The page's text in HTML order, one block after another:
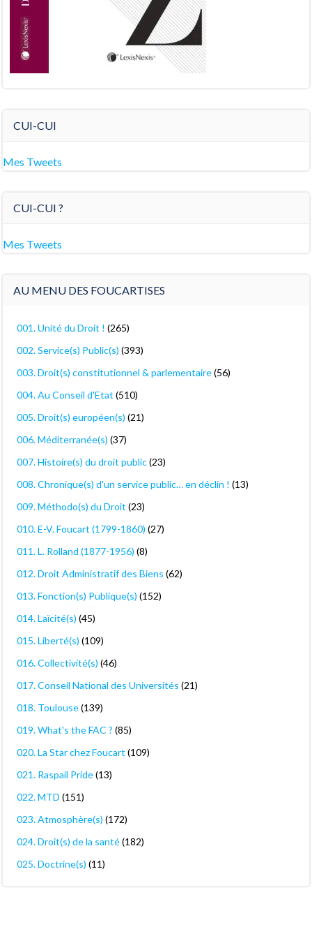
CUI-CUI
Mes Tweets
CUI-CUI ?
Mes Tweets
AU MENU DES FOUCARTISES
001. Unité du Droit ! (265)
002. Service(s) Public(s) (393)
003. Droit(s) constitutionnel & parlementaire(56)
004. Au Conseil d'Etat (510)
005. Droit(s) européen(s) (21)
006. Méditerranée(s) (37)
007. Histoire(s) du droit public(23)
008. Chronique(s) d'un service public… en déclin ! (13)
009. Méthodo(s) du Droit (23)
010. E-V. Foucart (1799-1860) (27)
011. L. Rolland (1877-1956) (8)
012. Droit Administratif des Biens (62)
013. Fonction(s) Publique(s) (152)
014. Laïcité(s) (45)
015. Liberté(s) (109)
016. Collectivité(s) (46)
017. Conseil National des Universités (21)
018. Toulouse(139)
019. What's the FAC ? (85)
020. La Star chez Foucart (109)
021. Raspail Pride(13)
022. MTD (151)
023. Atmosphère(s) (172)
024. Droit(s) de la santé(182)
025. Doctrine(s) (11)